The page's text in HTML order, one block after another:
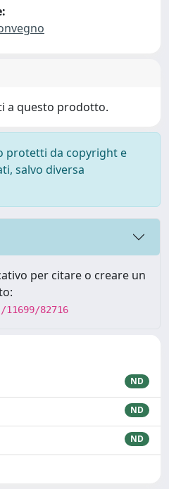
a questo prodotto.
protetti da copyright e
salvo diversa
per citare o creare un
82716
ND
ND
ND